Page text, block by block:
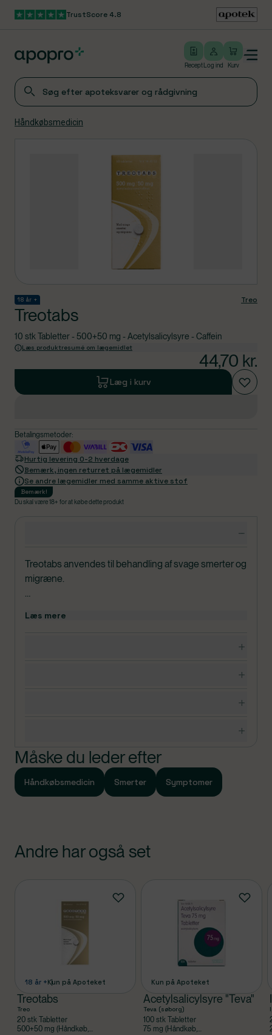
Gå til hovedindholdTrustScore 4.8
Recept
Log ind
Log ind Kurv
Open/close menu
Håndkøbsmedicin
Treotabs anvendes til behandling af svage smerter og
migræne.
anvisning.
Læs mere
Måske du leder efter
Håndkøbsmedicin Smerter Symptomer
18 år + Treo
Treotabs
10 stk Tabletter - 500+50 mg - Acetylsalicylsyre - Caffein
Læs produktresumé om lægemidlet
44,70 kr.
Læg i kurv
Betalingsmetoder:
Hurtig levering 0-2 hverdage
Bemærk, ingen returret på lægemidler
Se andre lægemidler med samme aktive stof
Bemærk!
Du skal være 18+ for at købe dette produkt
Andre har også set
18 år +Kun på Apoteket
Treotabs
Treo
20 stk Tabletter
500+50 mg (Håndkøb,
Kun på Apoteket
Acetylsalicylsyre "Teva"
Teva (søborg)
100 stk Tabletter
75 mg (Håndkøb,